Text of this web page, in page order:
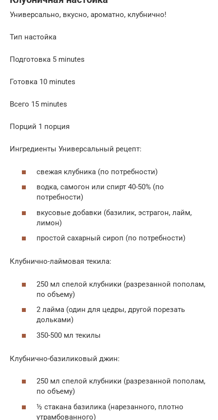
Универсально, вкусно, ароматно, клубнично!
Тип настойка
Подготовка 5 minutes
Готовка 10 minutes
Всего 15 minutes
Порций 1 порция
Ингредиенты Универсальный рецепт:
свежая клубника (по потребности)
водка, самогон или спирт 40-50% (по
потребности)
вкусовые добавки (базилик, эстрагон, лайм,
лимон)
простой сахарный сироп (по потребности)
Клубнично-лаймовая текила:
250 мл спелой клубники (разрезанной пополам,
по объему)
2 лайма (один для цедры, другой порезать
дольками)
350-500 мл текилы
Клубнично-базиликовый джин:
250 мл спелой клубники (разрезанной пополам,
по объему)
½ стакана базилика (нарезанного, плотно
утрамбованного)